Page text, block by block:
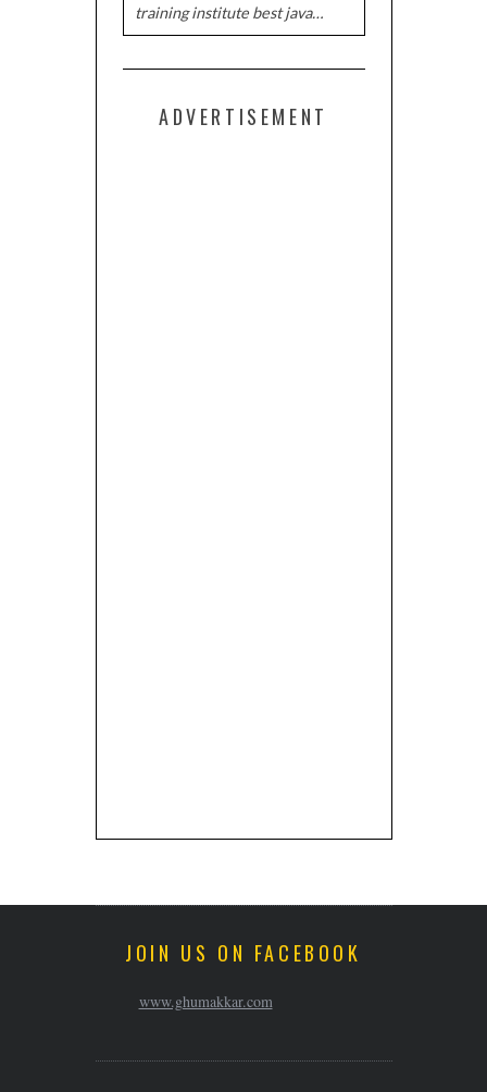
training institute best java…
ADVERTISEMENT
JOIN US ON FACEBOOK
www.ghumakkar.com